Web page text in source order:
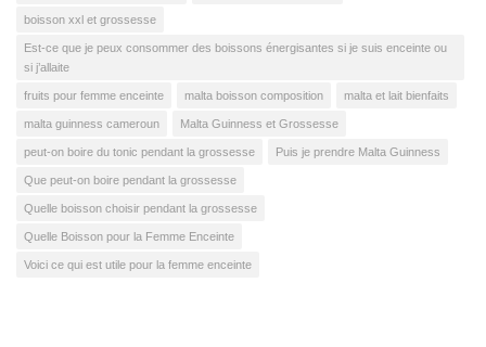
boisson xxl et grossesse
Est-ce que je peux consommer des boissons énergisantes si je suis enceinte ou
si j’allaite
fruits pour femme enceinte malta boisson composition malta et lait bienfaits
malta guinness cameroun Malta Guinness et Grossesse
peut-on boire du tonic pendant la grossesse Puis je prendre Malta Guinness
Que peut-on boire pendant la grossesse
Quelle boisson choisir pendant la grossesse
Quelle Boisson pour la Femme Enceinte
Voici ce qui est utile pour la femme enceinte